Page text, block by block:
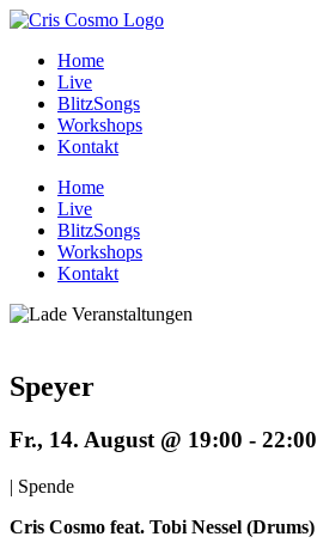
Zum
springenHome
Live
BlitzSongs
Workshops
Kontakt
Home
Live
BlitzSongs
Workshops
Kontakt
Speyer
Fr., 14. August @ 19:00 - 22:00
| Spende
Cris Cosmo feat. Tobi Nessel (Drums)